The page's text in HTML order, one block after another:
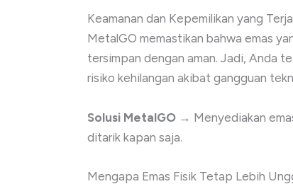
Keamanan dan Kepemilikan yang
MetalGO memastikan bahwa emas
tersimpan dengan aman. Jadi, Anda
risiko kehilangan akibat gangguan
Solusi MetalGO → Menyediakan
ditarik kapan saja.
Mengapa Emas Fisik Tetap Lebih